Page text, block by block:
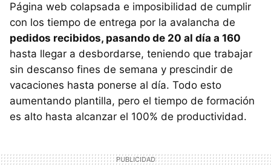
Página web colapsada e imposibilidad de cumplir
con los tiempo de entrega por la avalancha de
pedidos recibidos, pasando de 20 al día a 160
hasta llegar a desbordarse, teniendo que trabajar
sin descanso fines de semana y prescindir de
vacaciones hasta ponerse al día. Todo esto
aumentando plantilla, pero el tiempo de formación
es alto hasta alcanzar el 100% de productividad.